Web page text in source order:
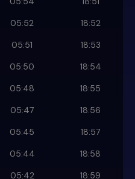
05:52
18:52
05:51
18:53
05:50
18:54
05:48
18:55
05:47
18:56
05:45
18:57
05:44
18:58
05:42 18:59